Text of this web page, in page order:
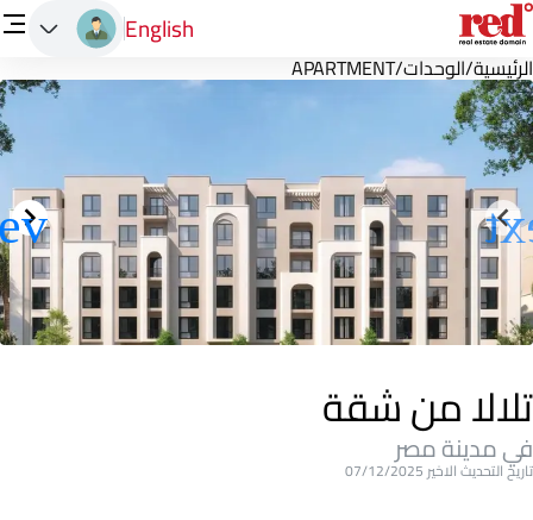
English
الرئيسية/الوحدات/
APARTMENT
تلالا من شقة
في مدينة مصر
تاريخ التحديث الاخير 07/12/2025